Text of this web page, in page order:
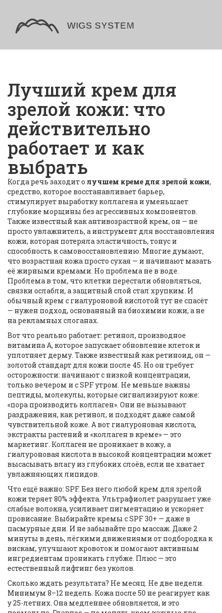
Лучший крем для
зрелой кожи: что
действительно
работает и как
выбрать
Когда речь заходит о лучшем креме для зрелой кожи,
средство, которое восстанавливает барьер,
стимулирует выработку коллагена и уменьшает
глубокие морщины без агрессивных компонентов.
Также известный какантивозрастной крем, он — не
просто увлажнитель, а инструмент для восстановления
кожи, которая потеряла эластичность, тонус и
способность к самовосстановлению. Многие думают,
что возрастная кожа просто сухая — и начинают мазать
её жирными кремами. Но проблема не в воде.
Проблема в том, что клетки перестали обновляться,
связки ослабли, а защитный слой стал хрупким. И
обычный крем с гиалуроновой кислотой тут не спасёт
— нужен подход, основанный на биохимии кожи, а не
на рекламных слоганах.
Вот что реально работает: ретинол, производное
витамина А, которое запускает обновление клеток и
уплотняет дерму. Также известный как ретиноид, он —
золотой стандарт для кожи после 45. Но он требует
осторожности: начинают с низкой концентрации,
только вечером и с SPF утром. Не меньше важны
пептиды, молекулы, которые сигнализируют коже:
«пора производить коллаген». Они не вызывают
раздражения, как ретинол, и подходят даже самой
чувствительной коже. А вот гиалуроновая кислота,
экстракты растений и «коллаген в креме» — это
маркетинг. Коллаген не проникает в кожу, а
гиалуроновая кислота в высокой концентрации может
высасывать влагу из глубоких слоёв, если не хватает
увлажняющих липидов.
Что ещё важно: SPF. Без него любой крем для зрелой
кожи теряет 80% эффекта. Ультрафиолет разрушает уже
слабые волокна, усиливает пигментацию и ускоряет
провисание. Выбирайте кремы с SPF 30+ — даже в
пасмурные дни. И не забывайте про массаж. Даже 2
минуты в день, лёгкими движениями от подбородка к
вискам, улучшают кровоток и помогают активным
ингредиентам проникать глубже. Плюс — это
естественный лифтинг без уколов.
Сколько ждать результата? Не месяц. Не две недели.
Минимум 8–12 недель. Кожа после 50 не реагирует как
у 25-летних. Она медленнее обновляется, и это